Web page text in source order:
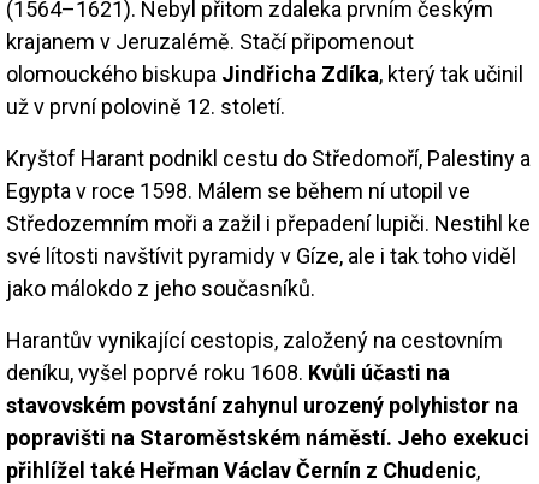
(1564–1621). Nebyl přitom zdaleka prvním českým
krajanem v Jeruzalémě. Stačí připomenout
olomouckého biskupa Jindřicha Zdíka, který tak učinil
už v první polovině 12. století.
Kryštof Harant podnikl cestu do Středomoří, Palestiny a
Egypta v roce 1598. Málem se během ní utopil ve
Středozemním moři a zažil i přepadení lupiči. Nestihl ke
své lítosti navštívit pyramidy v Gíze, ale i tak toho viděl
jako málokdo z jeho současníků.
Harantův vynikající cestopis, založený na cestovním
deníku, vyšel poprvé roku 1608. Kvůli účasti na
stavovském povstání zahynul urozený polyhistor na
popravišti na Staroměstském náměstí. Jeho exekuci
přihlížel také Heřman Václav Černín z Chudenic,